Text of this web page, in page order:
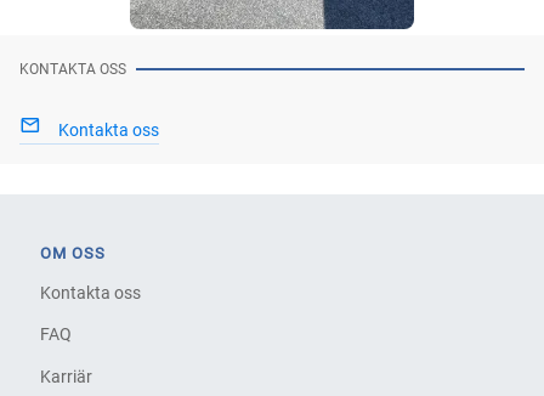
KONTAKTA OSS
Kontakta oss
OM OSS
Kontakta oss
FAQ
Karriär